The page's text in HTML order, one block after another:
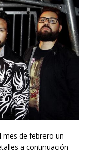
mes de febrero un
a continuación